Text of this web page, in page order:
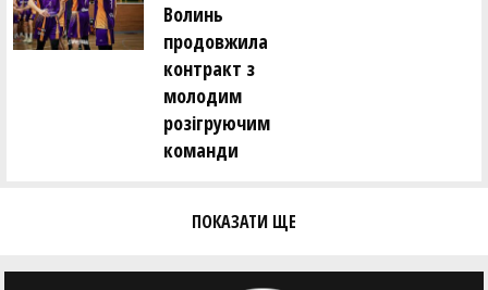
Волинь
продовжила
контракт з
молодим
розігруючим
команди
ПОКАЗАТИ ЩЕ